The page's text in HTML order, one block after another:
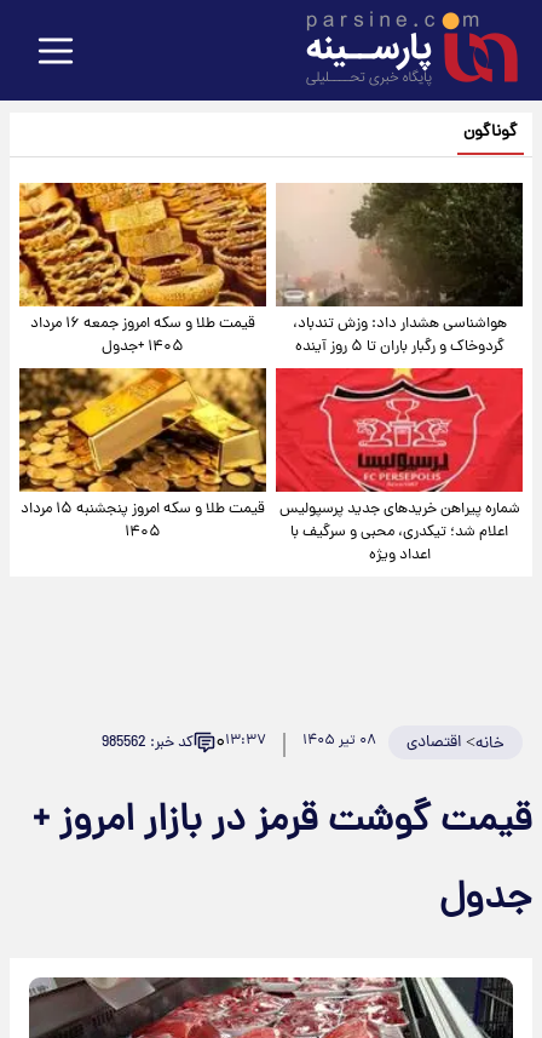
گوناگون
هواشناسی هشدار داد: وزش تندباد،
گردوخاک و رگبار باران تا ۵ روز آینده
قیمت طلا و سکه امروز جمعه ۱۶ مرداد
۱۴۰۵ +جدول
شماره پیراهن خریدهای جدید پرسپولیس
اعلام شد؛ تیکدری، محبی و سرگیف با
اعداد ویژه
قیمت طلا و سکه امروز پنجشنبه ۱۵ مرداد
۱۴۰۵
خانه>اقتصادی ۰۸ تیر ۱۴۰۵ ۱۳:۳۷۰ کد خبر: 985562
قیمت گوشت قرمز در بازار امروز +
جدول